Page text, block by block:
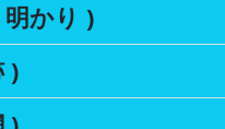
かり )
)